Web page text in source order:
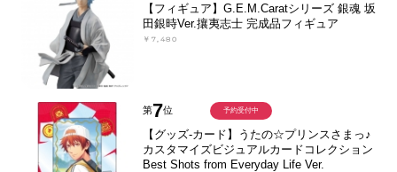
【フィギュア】G.E.M.Caratシリーズ 銀魂 坂
田銀時Ver.攘夷志士 完成品フィギュア
￥7,480
第7位
【グッズ-カード】うたの☆プリンスさまっ♪
カスタマイズビジュアルカードコレクション
Best Shots from Everyday Life Ver.
予約受付中